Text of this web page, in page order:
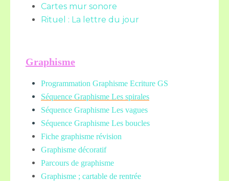
Cartes mur sonore
Rituel : La lettre du jour
Graphisme
Programmation Graphisme Ecriture GS
Séquence Graphisme Les spirales
Séquence Graphisme Les vagues
Séquence Graphisme Les boucles
Fiche graphisme révision
Graphisme décoratif
Parcours de graphisme
Graphisme ; cartable de rentrée